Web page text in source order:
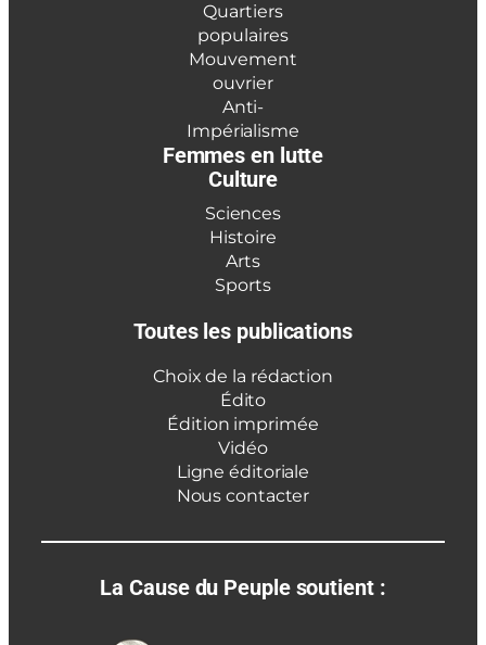
Quartiers
populaires
Mouvement
ouvrier
Anti-
Impérialisme
Femmes en lutte
Culture
Sciences
Histoire
Arts
Sports
Toutes les publications
Choix de la rédaction
Édito
Édition imprimée
Vidéo
Ligne éditoriale
Nous contacter
La Cause du Peuple soutient :